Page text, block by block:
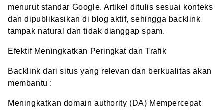
menurut standar Google. Artikel ditulis sesuai konteks
dan dipublikasikan di blog aktif, sehingga backlink
tampak natural dan tidak dianggap spam.
Efektif Meningkatkan Peringkat dan Trafik
Backlink dari situs yang relevan dan berkualitas akan
membantu :
Meningkatkan domain authority (DA) Mempercepat